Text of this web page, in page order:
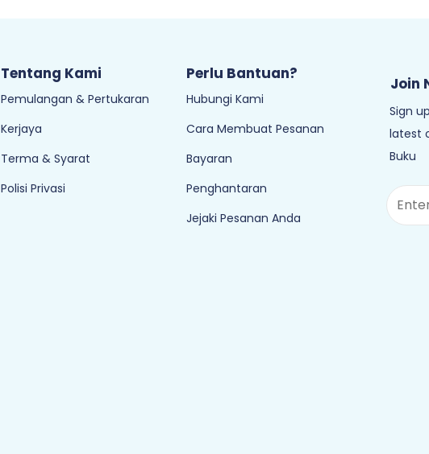
Tentang Kami
Pemulangan & Pertukaran
Kerjaya
Terma & Syarat
Polisi Privasi
Perlu Bantuan?
Hubungi Kami
Cara Membuat Pesanan
Bayaran
Penghantaran
Jejaki Pesanan Anda
Join
Sign
latest
Buku